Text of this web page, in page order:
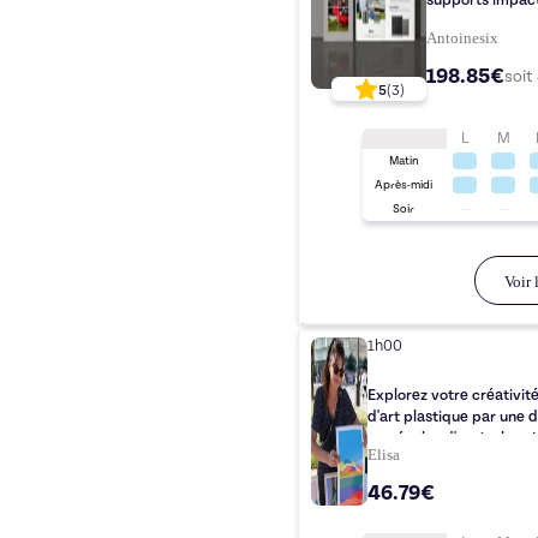
5(3)
Antoinesix
198.85€soit
L M
Matin
Après-midi
Soir
Voir
1h00
Explorez votre
d'art plastique par une
aux écoles d'art incluse !
Elisa
46.79€